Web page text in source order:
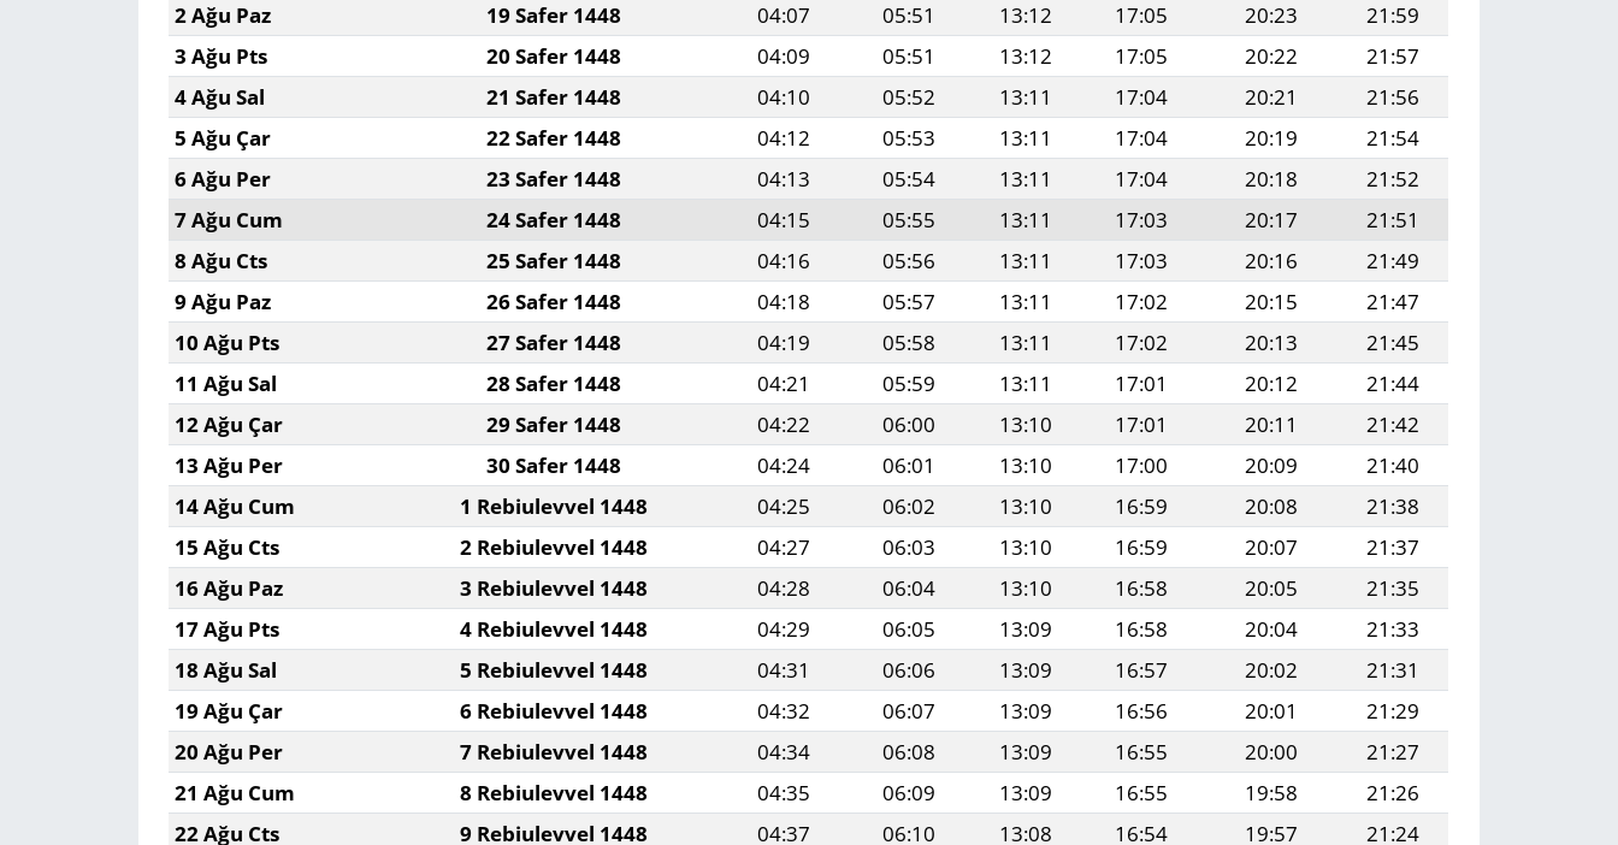
2 Ağu Paz
19 Safer 1448 04:07 05:51 13:12 17:05 20:23
21:59
3 Ağu Pts
20 Safer 1448 04:09 05:51 13:12 17:05 20:22
21:57
4 Ağu Sal
21 Safer 1448 04:10 05:52 13:11 17:04 20:21
21:56
5 Ağu Çar
22 Safer 1448 04:12 05:53 13:11 17:04 20:19
21:54
6 Ağu Per
23 Safer 1448 04:13 05:54 13:11 17:04 20:18
21:52
7 Ağu Cum
24 Safer 1448 04:15 05:55 13:11 17:03 20:17
21:51
8 Ağu Cts
25 Safer 1448 04:16 05:56 13:11 17:03 20:16
21:49
9 Ağu Paz
26 Safer 1448 04:18 05:57 13:11 17:02 20:15
21:47
10 Ağu Pts
27 Safer 1448 04:19 05:58 13:11 17:02 20:13
21:45
11 Ağu Sal
28 Safer 1448 04:21 05:59 13:11 17:01 20:12
21:44
12 Ağu Çar
29 Safer 1448 04:22 06:00 13:10 17:01 20:11
21:42
13 Ağu Per
30 Safer 1448 04:24 06:01 13:10 17:00 20:09
21:40
14 Ağu Cum
1 Rebiulevvel 1448 04:25 06:02 13:10 16:59 20:08
21:38
15 Ağu Cts
2 Rebiulevvel 1448 04:27 06:03 13:10 16:59 20:07
21:37
16 Ağu Paz
3 Rebiulevvel 1448 04:28 06:04 13:10 16:58 20:05
21:35
17 Ağu Pts
4 Rebiulevvel 1448 04:29 06:05 13:09 16:58 20:04
21:33
18 Ağu Sal
5 Rebiulevvel 1448 04:31 06:06 13:09 16:57 20:02
21:31
19 Ağu Çar
6 Rebiulevvel 1448 04:32 06:07 13:09 16:56 20:01
21:29
20 Ağu Per
7 Rebiulevvel 1448 04:34 06:08 13:09 16:55 20:00
21:27
21 Ağu Cum
8 Rebiulevvel 1448 04:35 06:09 13:09 16:55 19:58
21:26
22 Ağu Cts
9 Rebiulevvel 1448 04:37 06:10 13:08 16:54 19:57
21:24